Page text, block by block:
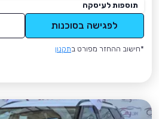
תוספות לעיסקה
לפגישה בסוכנות
*חישוב ההחזר מפורט בתקנון